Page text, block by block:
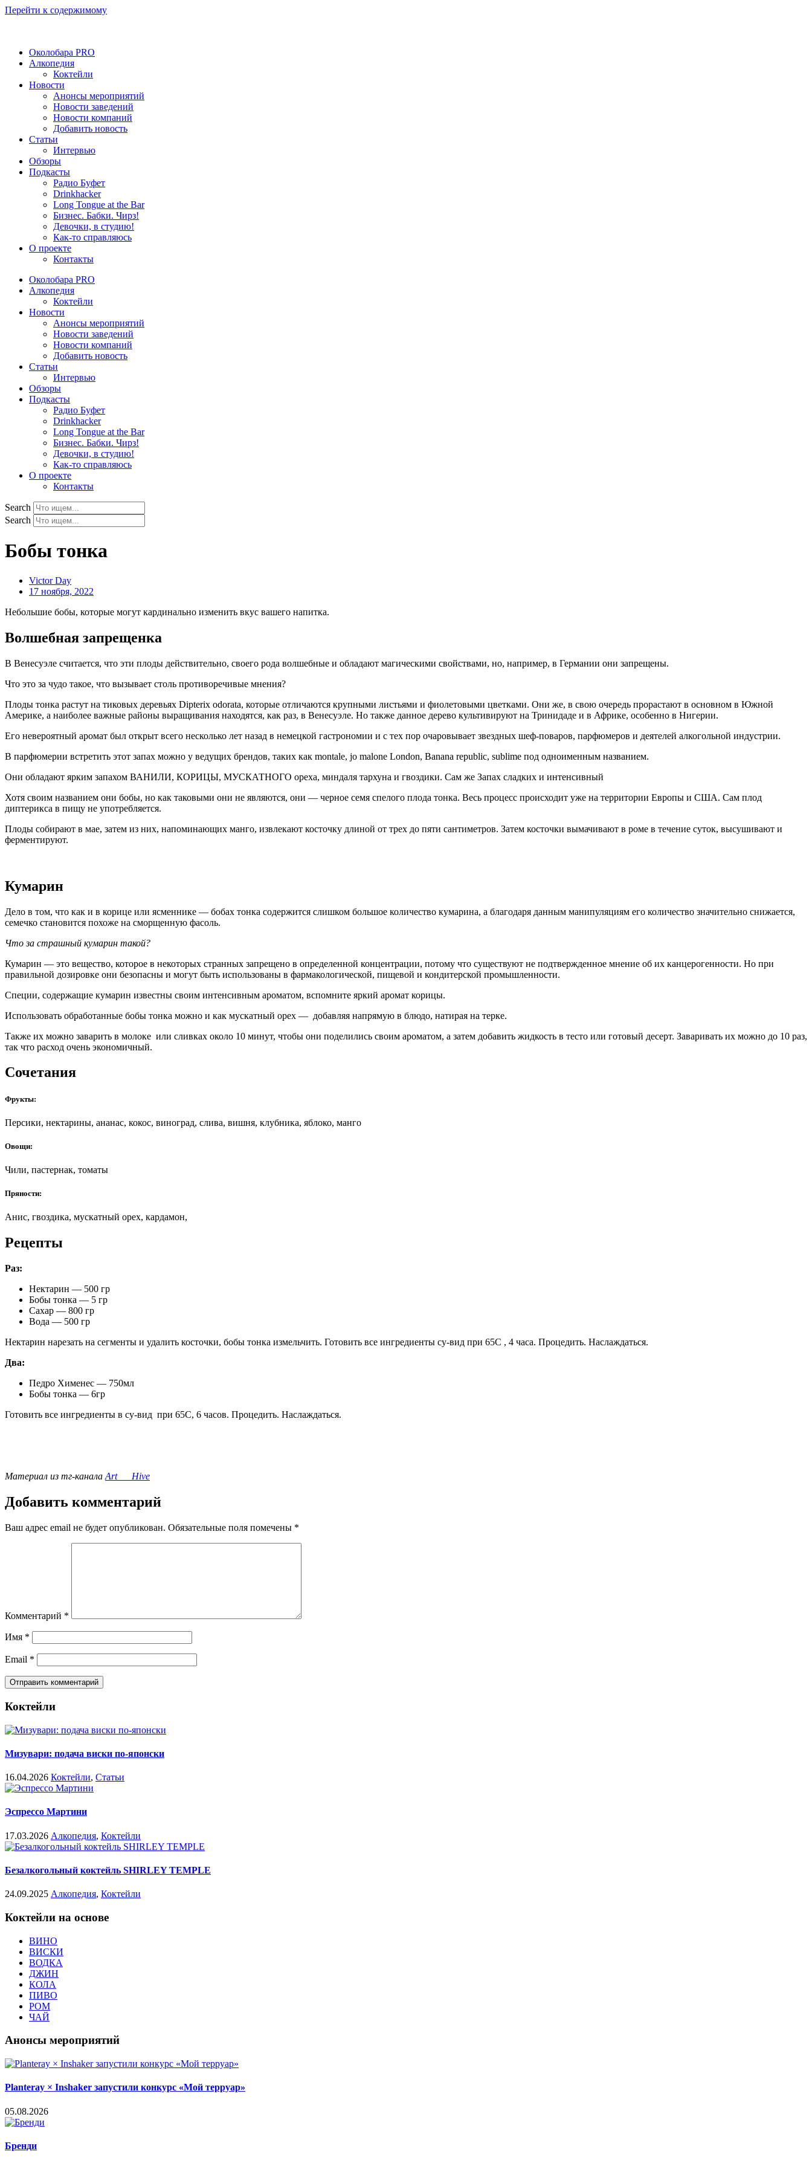
Перейти к содержимому
Околобара PRO
Алкопедия
Коктейли
Новости
Анонсы мероприятий
Новости заведений
Новости компаний
Добавить новость
Статьи
Интервью
Обзоры
Подкасты
Радио Буфет
Drinkhacker
Long Tongue at the Bar
Бизнес. Бабки. Чирз!
Девочки, в студию!
Как-то справляюсь
О проекте
Контакты
Околобара PRO
Алкопедия
Коктейли
Новости
Анонсы мероприятий
Новости заведений
Новости компаний
Добавить новость
Статьи
Интервью
Обзоры
Подкасты
Радио Буфет
Drinkhacker
Long Tongue at the Bar
Бизнес. Бабки. Чирз!
Девочки, в студию!
Как-то справляюсь
О проекте
Контакты
Search
Search
Бобы тонка
Victor Day
17 ноября, 2022
Небольшие бобы, которые могут кардинально изменить вкус вашего напитка.
Волшебная запрещенка
В Венесуэле считается, что эти плоды действительно, своего рода волшебные и обладают магическими свойствами, но, например, в Германии они запрещены.
Что это за чудо такое, что вызывает столь противоречивые мнения?
Плоды тонка растут на тиковых деревьях Dipterix odorata, которые отличаются крупными листьями и фиолетовыми цветками. Они же, в свою очередь прорастают в основном в Южной
Америке, а наиболее важные районы выращивания находятся, как раз, в Венесуэле. Но также данное дерево культивируют на Тринидаде и в Африке, особенно в Нигерии.
Его невероятный аромат был открыт всего несколько лет назад в немецкой гастрономии и с тех пор очаровывает звездных шеф-поваров, парфюмеров и деятелей алкогольной индустрии.
В парфюмерии встретить этот запах можно у ведущих брендов, таких как montale, jo malone London, Banana republic, sublime под одноименным названием.
Они обладают ярким запахом ВАНИЛИ, КОРИЦЫ, МУСКАТНОГО ореха, миндаля тархуна и гвоздики. Сам же Запах сладких и интенсивный
Хотя своим названием они бобы, но как таковыми они не являются, они — черное семя спелого плода тонка. Весь процесс происходит уже на территории Европы и США. Сам плод
диптерикса в пищу не употребляется.
Плоды собирают в мае, затем из них, напоминающих манго, извлекают косточку длиной от трех до пяти сантиметров. Затем косточки вымачивают в роме в течение суток, высушивают и
ферментируют.
Кумарин
Дело в том, что как и в корице или ясменнике — бобах тонка содержится слишком большое количество кумарина, а благодаря данным манипуляциям его количество значительно снижается,
семечко становится похоже на сморщенную фасоль.
Что за страшный кумарин такой?
Кумарин — это вещество, которое в некоторых странных запрещено в определенной концентрации, потому что существуют не подтвержденное мнение об их канцерогенности. Но при
правильной дозировке они безопасны и могут быть использованы в фармакологической, пищевой и кондитерской промышленности.
Специи, содержащие кумарин известны своим интенсивным ароматом, вспомните яркий аромат корицы.
Использовать обработанные бобы тонка можно и как мускатный орех — добавляя напрямую в блюдо, натирая на терке.
Также их можно заварить в молоке или сливках около 10 минут, чтобы они поделились своим ароматом, а затем добавить жидкость в тесто или готовый десерт. Заваривать их можно до 10 раз,
так что расход очень экономичный.
Сочетания
Фрукты:
Персики, нектарины, ананас, кокос, виноград, слива, вишня, клубника, яблоко, манго
Овощи:
Чили, пастернак, томаты
Пряности:
Анис, гвоздика, мускатный орех, кардамон,
Рецепты
Раз:
Нектарин — 500 гр
Бобы тонка — 5 гр
Сахар — 800 гр
Вода — 500 гр
Нектарин нарезать на сегменты и удалить косточки, бобы тонка измельчить. Готовить все ингредиенты су-вид при 65С , 4 часа. Процедить. Наслаждаться.
Два:
Педро Хименес — 750мл
Бобы тонка — 6гр
Готовить все ингредиенты в су-вид при 65С, 6 часов. Процедить. Наслаждаться.
Материал из тг-канала Art___Hive
Добавить комментарий
Ваш адрес email не будет опубликован. Обязательные поля помечены *
Комментарий *
Имя *
Email *
Коктейли
Мизувари: подача виски по-японски
16.04.2026 Коктейли, Статьи
Эспрессо Мартини
17.03.2026 Алкопедия, Коктейли
Безалкогольный коктейль SHIRLEY TEMPLE
24.09.2025 Алкопедия, Коктейли
Коктейли на основе
ВИНО
ВИСКИ
ВОДКА
ДЖИН
КОЛА
ПИВО
РОМ
ЧАЙ
Анонсы мероприятий
Planteray × Inshaker запустили конкурс «Мой терруар»
05.08.2026
Бренди